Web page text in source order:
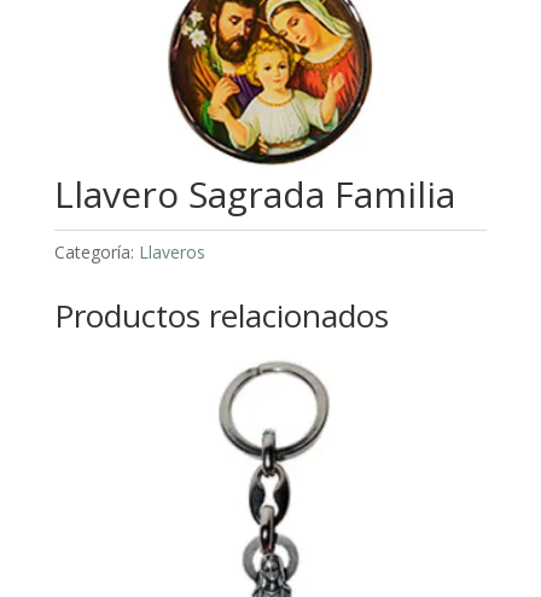
Llavero Sagrada Familia
Categoría: Llaveros
Productos relacionados